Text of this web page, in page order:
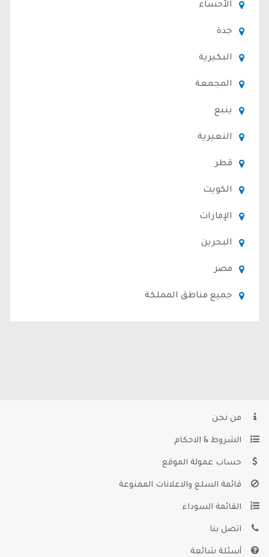
الأحساء
جدة
البكيرية
المجمعة
ينبع
النعيرية
قطر
الكويت
الإمارات
البحرين
مصر
جميع مناطق المملكة
من نحن
الشروط & الاحكام
حساب عمولة الموقع
قائمة السلع والاعلانات الممنوعة
القائمة السوداء
اتصل بنا
أسئلة شائعة